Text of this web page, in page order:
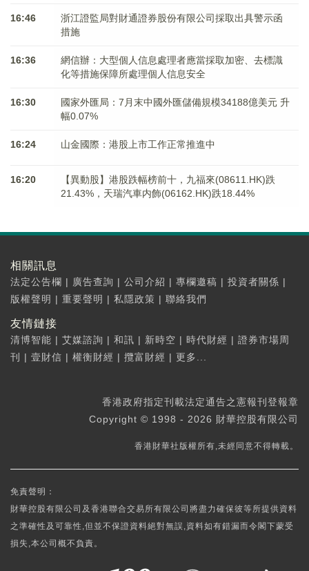
16:46
浙江證監局對財通證券股份有限公司採取出具警示函
措施
16:36
網信辦：大型個人信息處理者應當採取加密、去標識
化等措施保障所處理個人信息安全
16:30
國家外匯局：7月末中國外匯儲備規模34188億美元 升
幅0.07%
16:24 山金國際：港股上市工作正常推進中
16:20
【異動股】港股跌幅榜前十，九福來(08611.HK)跌
21.43%，天瑞汽車内飾(06162.HK)跌18.44%
相關訊息
法定公告欄 | 廣告查詢 | 公司介紹 | 專欄邀稿 | 投資者關係 |
版權聲明 | 重要聲明 | 私隱政策 | 聯絡我們
友情鏈接
清博智能 | 艾媒諮詢 | 和訊 | 新時空 | 時代財經 | 證券市場周
刊
| 壹財信 | 權衡財經 | 攬富財經 | 更多...
香港政府指定刊載法定通告之憲報刊登報章
Copyright © 1998 - 2026 財華控股有限公司
香港財華社版權所有,未經同意不得轉載。
免責聲明：
財華控股有限公司及香港聯合交易所有限公司將盡力確保彼等所提供資料
之準確性及可靠性,但並不保證資料絕對無誤,資料如有錯漏而令閣下蒙受
損失,本公司概不負責。